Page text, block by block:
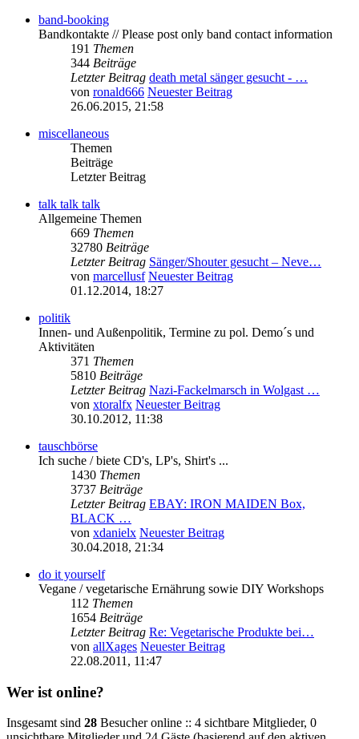
band-booking
Bandkontakte // Please post only band contact information
191 Themen
344 Beiträge
Letzter Beitrag death metal sänger gesucht - …
von ronald666 Neuester Beitrag
26.06.2015, 21:58
miscellaneous
Themen
Beiträge
Letzter Beitrag
talk talk talk
Allgemeine Themen
669 Themen
32780 Beiträge
Letzter Beitrag Sänger/Shouter gesucht – Neve…
von marcellusf Neuester Beitrag
01.12.2014, 18:27
politik
Innen- und Außenpolitik, Termine zu pol. Demo´s und
Aktivitäten
371 Themen
5810 Beiträge
Letzter Beitrag Nazi-Fackelmarsch in Wolgast …
von xtoralfx Neuester Beitrag
30.10.2012, 11:38
tauschbörse
Ich suche / biete CD's, LP's, Shirt's ...
1430 Themen
3737 Beiträge
Letzter Beitrag EBAY: IRON MAIDEN Box,
BLACK …
von xdanielx Neuester Beitrag
30.04.2018, 21:34
do it yourself
Vegane / vegetarische Ernährung sowie DIY Workshops
112 Themen
1654 Beiträge
Letzter Beitrag Re: Vegetarische Produkte bei…
von allXages Neuester Beitrag
22.08.2011, 11:47
Wer ist online?
Insgesamt sind 28 Besucher online :: 4 sichtbare Mitglieder, 0